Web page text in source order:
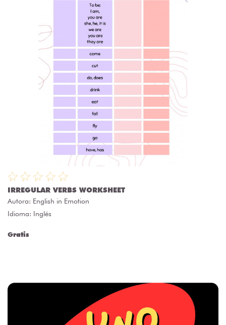
IRREGULAR VERBS WORKSHEET
Autora: English in Emotion
Idioma: Inglés
Gratis